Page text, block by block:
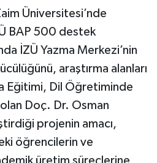
Üniversitesi’nde
BAP 500 destek
İZÜ Yazma Merkezi’nin
araştırma alanları
Eğitimi, Dil Öğretiminde
olan Doç. Dr. Osman
projenin amacı,
öğrencilerin ve
üretim süreçlerine